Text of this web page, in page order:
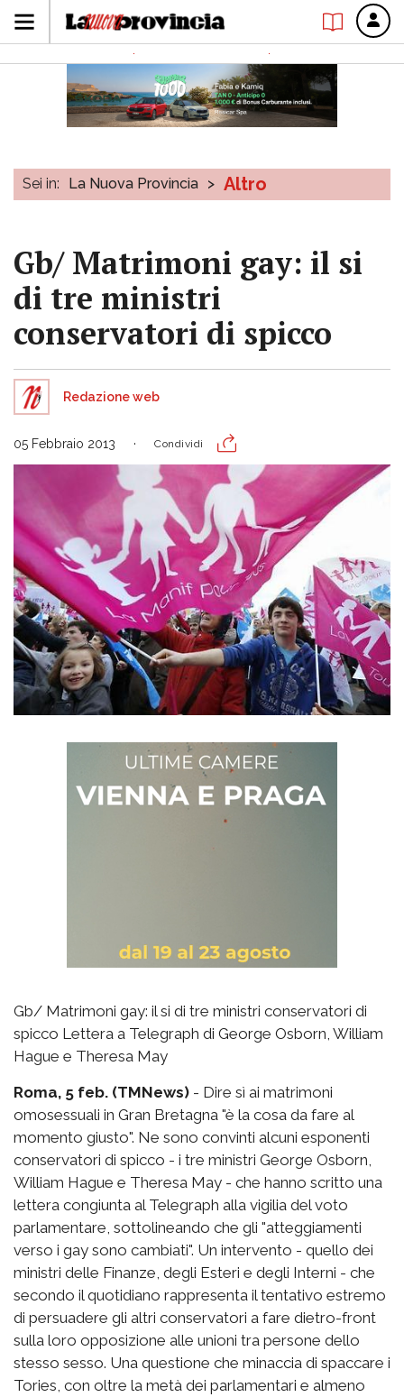
Sei in: La Nuova Provincia > Altro
Gb/ Matrimoni gay: il si
di tre ministri
conservatori di spicco
Redazione web
05 Febbraio 2013 Condividi
Gb/ Matrimoni gay: il si di tre ministri conservatori di
spicco Lettera a Telegraph di George Osborn, William
Hague e Theresa May
Roma, 5 feb. (TMNews) - Dire sì ai matrimoni
omosessuali in Gran Bretagna "è la cosa da fare al
momento giusto". Ne sono convinti alcuni esponenti
conservatori di spicco - i tre ministri George Osborn,
William Hague e Theresa May - che hanno scritto una
lettera congiunta al Telegraph alla vigilia del voto
parlamentare, sottolineando che gli "atteggiamenti
verso i gay sono cambiati". Un intervento - quello dei
ministri delle Finanze, degli Esteri e degli Interni - che
secondo il quotidiano rappresenta il tentativo estremo
di persuadere gli altri conservatori a fare dietro-front
sulla loro opposizione alle unioni tra persone dello
stesso sesso. Una questione che minaccia di spaccare i
Tories, con oltre la metà dei parlamentari e almeno